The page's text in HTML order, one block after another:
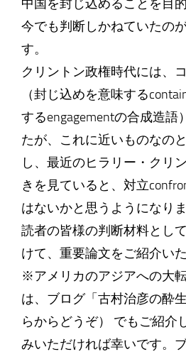
中国を封じ込めることを目
今でも判断しかねていたの
す。
クリントン政権時代には、
（封じ込めを意味する
するengagementの合成造語
たが、これに近いものなの
し、最近のヒラリー・クリ
きを見ていると、対立
はないかと思うようになりま
読者の皆様の判断材料とし
けて、重要論文をご紹介いた
※アメリカのアジアへの大
は、ブログ「古村治彦の酔
らからどうぞ） でもご紹介
みいただければ幸いです。